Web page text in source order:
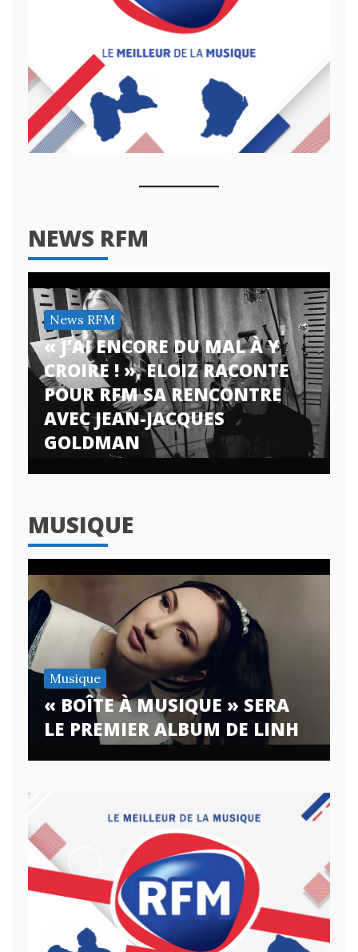
NEWS RFM
News RFM
« J’AI ENCORE DU MAL À Y
CROIRE ! », ELOIZ RACONTE
POUR RFM SA RENCONTRE
AVEC JEAN-JACQUES
GOLDMAN
MUSIQUE
Musique
« BOÎTE À MUSIQUE » SERA
LE PREMIER ALBUM DE LINH